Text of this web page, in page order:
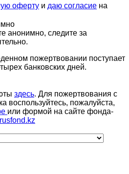
оферту и даю согласие на
анонимно, следите за
пожертвовании поступает
банковских дней.
здесь. Для пожертвования с
воспользуйтесь, пожалуйста,
или формой на сайте фонда-
rusfond.kz